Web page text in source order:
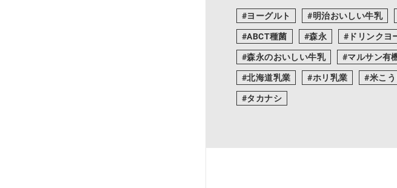
ヨーグルト 明治おいしい牛乳
ABCT種菌
森永 ドリンクヨ
森永のおいしい牛乳
マルサン有
北海道乳業
ホリ乳業 米こう
タカナシ